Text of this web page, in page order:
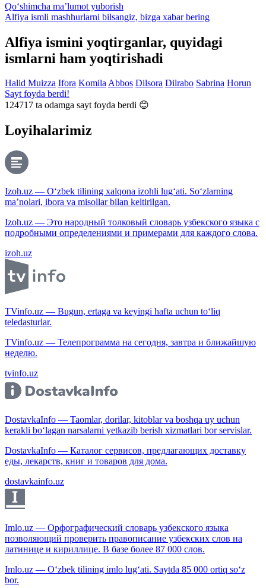
Qo‘shimcha ma’lumot yuborish
Alfiya ismli mashhurlarni bilsangiz, bizga xabar bering
Alfiya ismini yoqtirganlar, quyidagi
ismlarni ham yoqtirishadi
Halid Muizza Ifora KomilaAbbos Dilsora Dilrabo Sabrina Horun
Sayt foyda berdi!
124717 ta odamga sayt foyda berdi 😊
Loyihalarimiz
Izoh.uz — O‘zbek tilining xalqona izohli lug‘ati. So‘zlarning
ma’nolari, ibora va misollar bilan keltirilgan.
Izoh.uz — Это народный толковый словарь узбекского языка с
подробными определениями и примерами для каждого слова.
izoh.uz
TVinfo.uz — Bugun, ertaga va keyingi hafta uchun to‘liq
teledasturlar.
TVinfo.uz — Телепрограмма на сегодня, завтра и ближайшую
неделю.
tvinfo.uz
DostavkaInfo — Taomlar, dorilar, kitoblar va boshqa uy uchun
kerakli bo‘lagan narsalarni yetkazib berish xizmatlari bor servislar.
DostavkaInfo — Каталог сервисов, предлагающих доставку
еды, лекарств, книг и товаров для дома.
dostavkainfo.uz
Imlo.uz — Орфографический словарь узбекского языка
позволяющий проверить правописание узбекских слов на
латинице и кириллице. В базе более 87 000 слов.
Imlo.uz — O‘zbek tilining imlo lug‘ati. Saytda 85 000 ortiq so‘z
bor.